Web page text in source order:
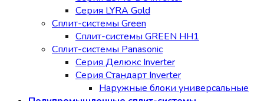
Серия LYRA Gold
Сплит-системы Green
Сплит-системы GREEN HH1
Сплит-системы Panasonic
Серия Делюкс Inverter
Серия Стандарт Inverter
Наружные блоки универсальные